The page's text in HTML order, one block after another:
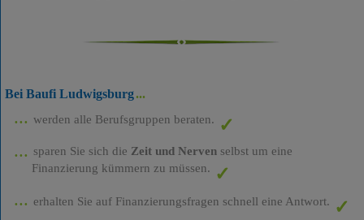
Bei Baufi Ludwigsburg
werden alle Berufsgruppen beraten.
sparen Sie sich die Zeit und Nervenselbst um eine
Finanzierung kümmern zu müssen.
erhalten Sie auf Finanzierungsfragen schnell eine Antwort.